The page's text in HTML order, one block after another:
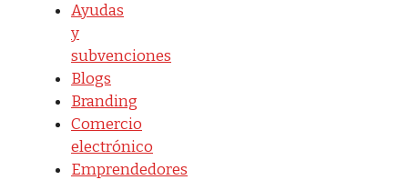
Ayudas
y
subvenciones
Blogs
Branding
Comercio
electrónico
Emprendedores